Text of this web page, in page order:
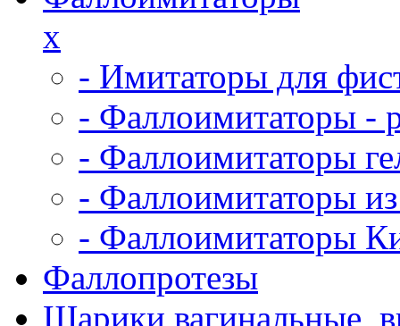
x
- Имитаторы для
- Фаллоимитаторы -
- Фаллоимитаторы
- Фаллоимитаторы из
- Фаллоимитаторы
Фаллопротезы
Шарики вагинальные,